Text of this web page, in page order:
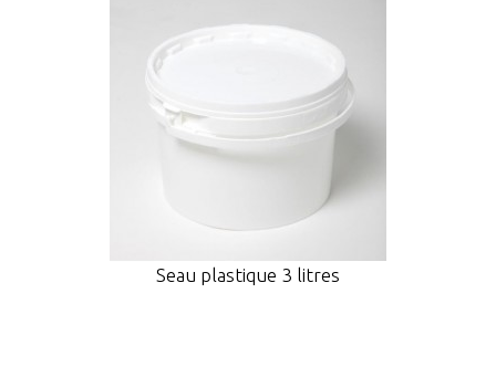
Seau plastique 3 litres